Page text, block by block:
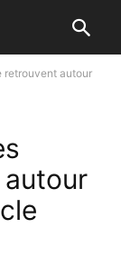
retrouvent autour